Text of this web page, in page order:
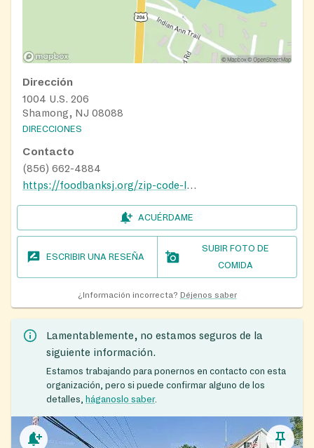
Dirección
1004 U.S. 206
Shamong, NJ 08088
DIRECCIONES
Contacto
(856) 662-4884
https://foodbanksj.org/zip-code-locator/#1645193270452-8f838b7b-9987
ACUÉRDAME
ESCRIBIR UNA RESEÑA
SUBIR FOTO DE
COMIDA
¿Información incorrecta? Déjenos saber
Lamentablemente, no estamos seguros de la
siguiente información.
Estamos trabajando para ponernos en contacto con esta
organización, pero si puede confirmar alguno de los
detalles, háganoslo saber.